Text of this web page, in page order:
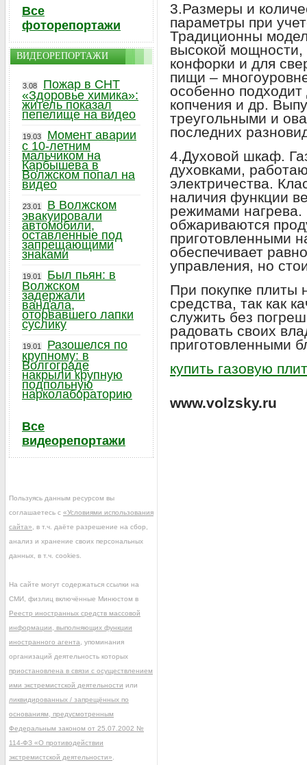
3.Размеры и
параметры при
Традиционны
высокой
конфорки и для
пищи –
особенно
копчения и др.
треугольными и
последних
4.Духовой шкаф.
духовками,
электричества.
наличия функции
режимами нагрева.
обжариваются
приготовленными
обеспечивает
управления, но
При покупке плиты
средства, так как
служить без
радовать своих
приготовленными
купить газовую
www.volzsky.ru
Все
фоторепортажи
ВИДЕОРЕПОРТАЖИ
3.08
Пожар в СНТ
«Здоровье химика»:
житель показал
пепелище на видео
19.03
Момент аварии
с 10-летним
мальчиком на
Карбышева в
Волжском попал на
видео
23.01
В Волжском
эвакуировали
автомобили,
оставленные под
запрещающими
знаками
19.01
Был пьян: в
Волжском
задержали
вандала,
оторвавшего лапки
суслику
19.01
Разошелся по
крупному: в
Волгограде
накрыли крупную
подпольную
нарколабораторию
Все
видеорепортажи
Пользуясь данным ресурсом вы
соглашаетесь с «Условиями использования
сайта» , в т.ч. даёте разрешение на сбор,
анализ и хранение своих персональных
данных, в т.ч. cookies.
На сайте могут содержаться ссылки на
СМИ, физлиц включённые Минюстом в
Реестр иностранных средств массовой
информации, выполняющих функции
иностранного агента , упоминания
организаций деятельность которых
приостановлена в связи с осуществлением
ими экстремистской деятельности или
ликвидированных / запрещённых по
основаниям, предусмотренным
Федеральным законом от 25.07.2002 №
114-ФЗ «О противодействии
экстремистской деятельности»